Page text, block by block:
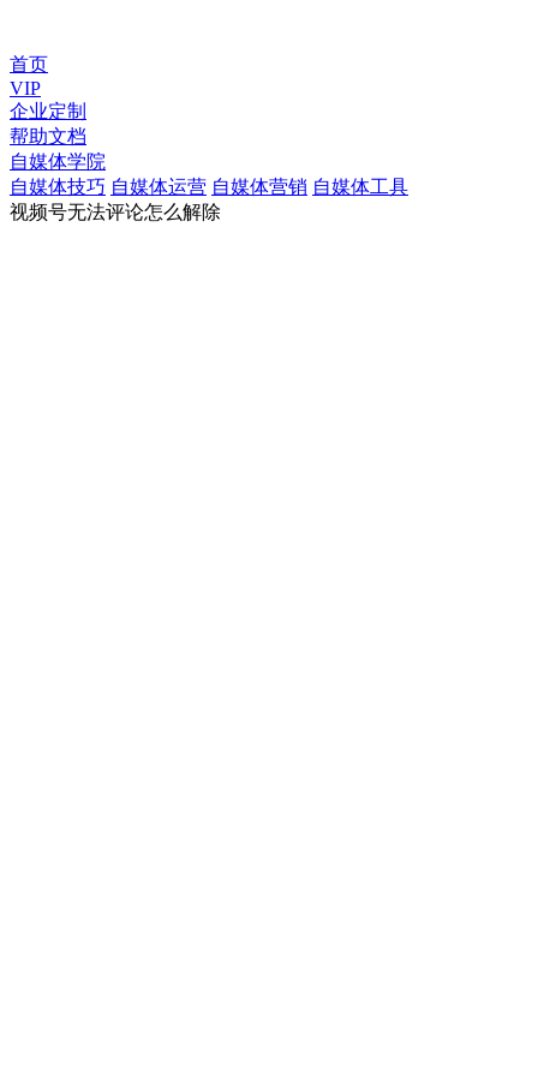
首页
VIP
企业定制
帮助文档
自媒体学院
自媒体技巧 自媒体运营 自媒体营销 自媒体工具
视频号无法评论怎么解除